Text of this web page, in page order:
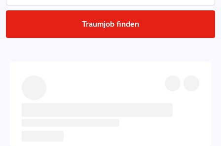
Traumjob finden